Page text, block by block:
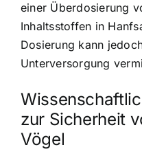
einer Überdosierung
Inhaltsstoffen in
Dosierung kann
Unterversorgung
zur Sicherheit
Vögel